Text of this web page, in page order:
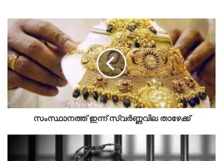
സംസ്ഥാനത്ത് ഇന്ന് സ്വർണ്ണവില താഴേക്ക്